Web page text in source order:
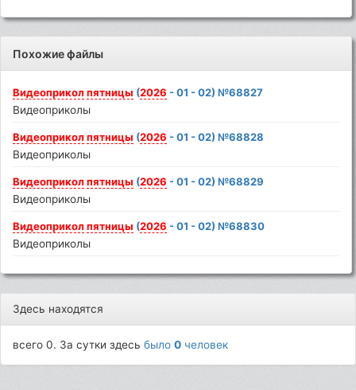
Похожие файлы
Видеоприкол пятницы (2026 - 01 - 02) №68827
Видеоприколы
Видеоприкол пятницы (2026 - 01 - 02) №68828
Видеоприколы
Видеоприкол пятницы (2026 - 01 - 02) №68829
Видеоприколы
Видеоприкол пятницы (2026 - 01 - 02) №68830
Видеоприколы
Здесь находятся
всего 0. За сутки здесьбыло0 человек